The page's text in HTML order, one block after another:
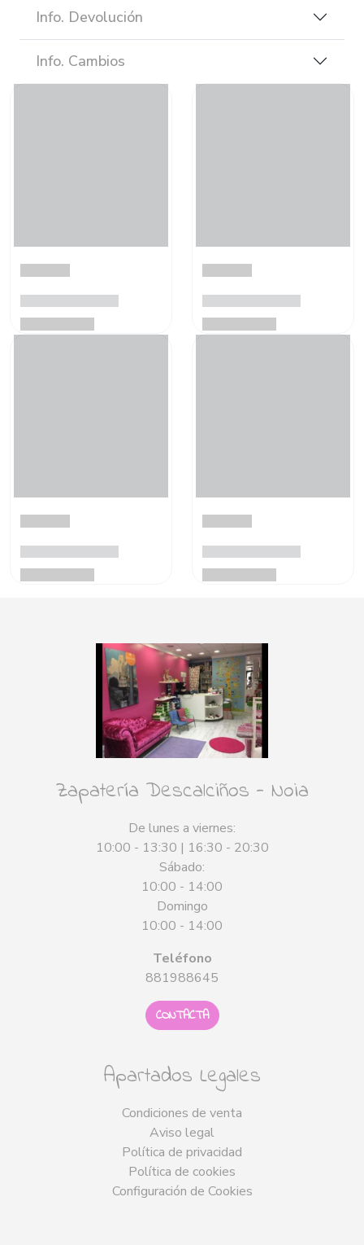
Info. Devolución
Info. Cambios
Zapatería Descalciños - Noia
De lunes a viernes:
10:00 - 13:30 | 16:30 - 20:30
Sábado:
10:00 - 14:00
Domingo
10:00 - 14:00
Teléfono
881988645
CONTACTA
Apartados Legales
Condiciones de venta
Aviso legal
Política de privacidad
Política de cookies
Configuración de Cookies